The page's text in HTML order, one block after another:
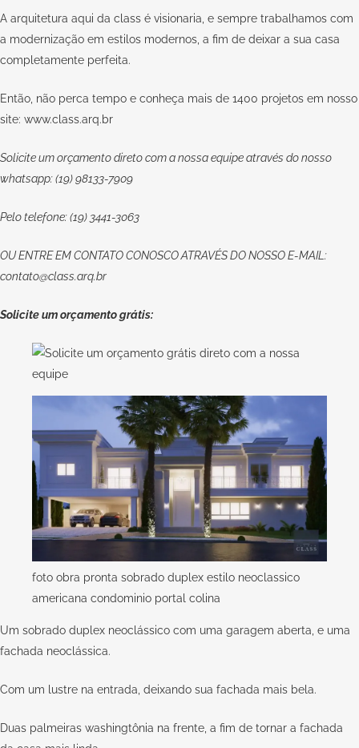
A arquitetura aqui da class é visionaria, e sempre trabalhamos com
a modernização em estilos modernos, a fim de deixar a sua casa
completamente perfeita.
Então, não perca tempo e conheça mais de 1400 projetos em nosso
site: www.class.arq.br
Solicite um orçamento direto com a nossa equipe através do nosso
whatsapp: (19) 98133-7909
Pelo telefone: (19) 3441-3063
OUENTRE EM CONTATO CONOSCOATRAVÉS DO NOSSO E-MAIL:
contato@class.arq.br
Solicite um orçamento grátis:
foto obra pronta sobrado duplex estilo neoclassico
americana condominio portal colina
Um sobrado duplex neoclássico com uma garagem aberta, e uma
fachada neoclássica.
Com um lustre na entrada, deixando sua fachada mais bela.
Duas palmeiras washingtônia na frente, a fim de tornar a fachada